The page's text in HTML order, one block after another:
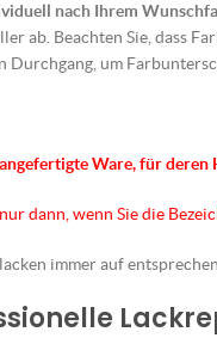
nach Ihrem
ab. Beachten Sie, dass
Durchgang, um
Ware, für
dann, wenn Sie die
immer auf